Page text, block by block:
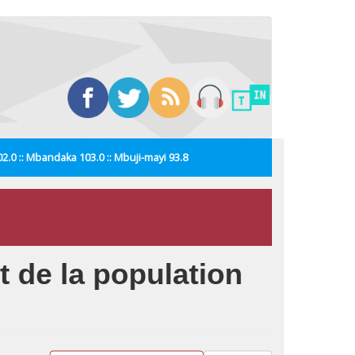
:: Mbandaka 103.0 :: Mbuji-mayi 93.8
de la population